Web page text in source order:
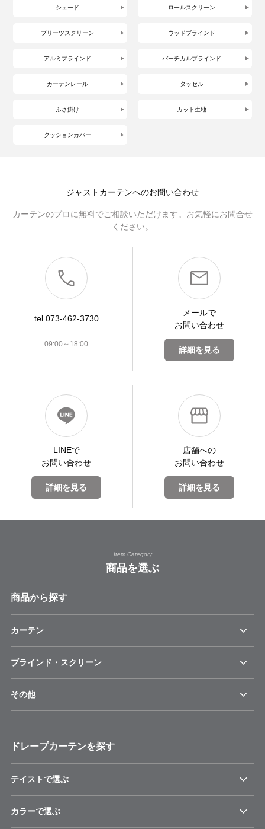
シェード ロールスクリーン
プリーツスクリーン ウッドブラインド
アルミブラインド バーチカルブラインド
カーテンレール タッセル
ふさ掛け カット生地
クッションカバー
ジャストカーテンへのお問い合わせ
カーテンのプロに無料でご相談いただけます。お気軽にお問合せ
ください。
tel.073-462-3730
09:00～18:00
メールで
お問い合わせ
詳細を見る
LINEで
お問い合わせ
詳細を見る
店舗への
お問い合わせ
詳細を見る
Item Category
商品を選ぶ
商品から探す
カーテン
ブラインド・スクリーン
その他
ドレープカーテンを探す
テイストで選ぶ
カラーで選ぶ